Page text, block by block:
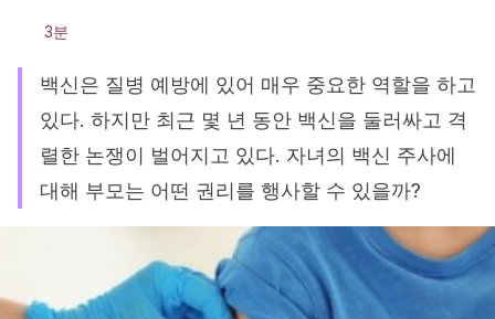
3분
백신은 질병 예방에 있어 매우 중요한 역할을 하고
있다. 하지만 최근 몇 년 동안 백신을 둘러싸고 격
렬한 논쟁이 벌어지고 있다. 자녀의 백신 주사에
대해 부모는 어떤 권리를 행사할 수 있을까?